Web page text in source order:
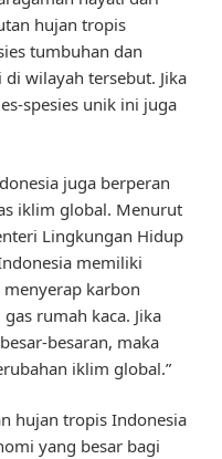
hujan tropis
tumbuhan dan
wilayah tersebut. Jika
spesies unik ini juga
juga berperan
iklim global. Menurut
Lingkungan Hidup
memiliki
karbon
rumah kaca. Jika
besaran, maka
iklim global.”
hujan tropis Indonesia
yang besar bagi